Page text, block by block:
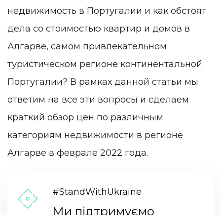
недвижимость в Португалии и как обстоят
дела со стоимостью квартир и домов в
Алгарве, самом привлекательном
туристическом регионе континентальной
Португалии? В рамках данной статьи мы
ответим на все эти вопросы и сделаем
краткий обзор цен по различным
категориям недвижимости в регионе
Алгарве в феврале 2022 года.
#StandWithUkraine
Ми підтримуємо